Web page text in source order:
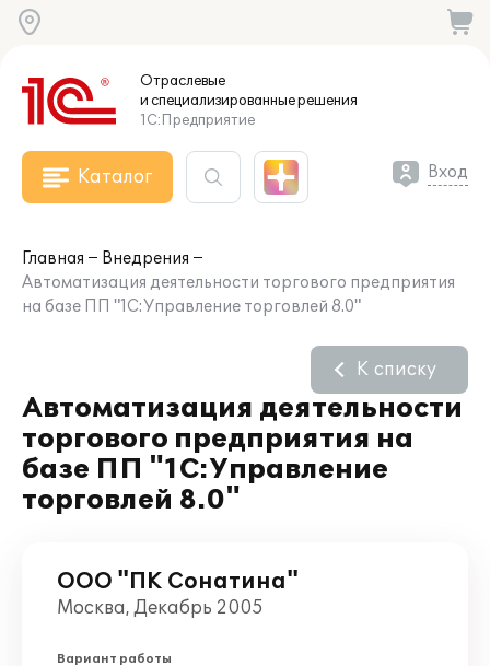
Отраслевые
и специализированныерешения
1С:Предприятие
Каталог Вход
Главная
Внедрения
Автоматизация деятельности торгового предприятия
на базе ПП "1С:Управление торговлей 8.0"
Автоматизация деятельности
торгового предприятия на
базе ПП "1С:Управление
торговлей 8.0"
К списку
ООО "ПК Сонатина"
Москва, Декабрь 2005
Вариант работы